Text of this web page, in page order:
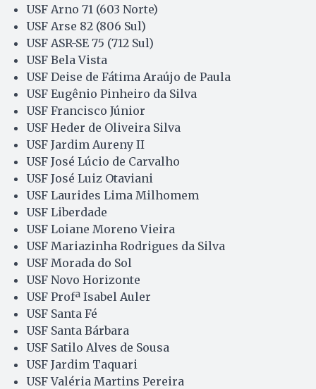
USF Arno 71 (603 Norte)
USF Arse 82 (806 Sul)
USF ASR-SE 75 (712 Sul)
USF Bela Vista
USF Deise de Fátima Araújo de Paula
USF Eugênio Pinheiro da Silva
USF Francisco Júnior
USF Heder de Oliveira Silva
USF Jardim Aureny II
USF José Lúcio de Carvalho
USF José Luiz Otaviani
USF Laurides Lima Milhomem
USF Liberdade
USF Loiane Moreno Vieira
USF Mariazinha Rodrigues da Silva
USF Morada do Sol
USF Novo Horizonte
USF Profª Isabel Auler
USF Santa Fé
USF Santa Bárbara
USF Satilo Alves de Sousa
USF Jardim Taquari
USF Valéria Martins Pereira